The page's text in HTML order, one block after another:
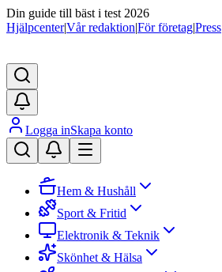
Din guide till bäst i test 2026
Hjälpcenter|Vår redaktion|För företag|Press
Logga inSkapa konto
Hem & Hushåll
Sport & Fritid
Elektronik & Teknik
Skönhet & Hälsa